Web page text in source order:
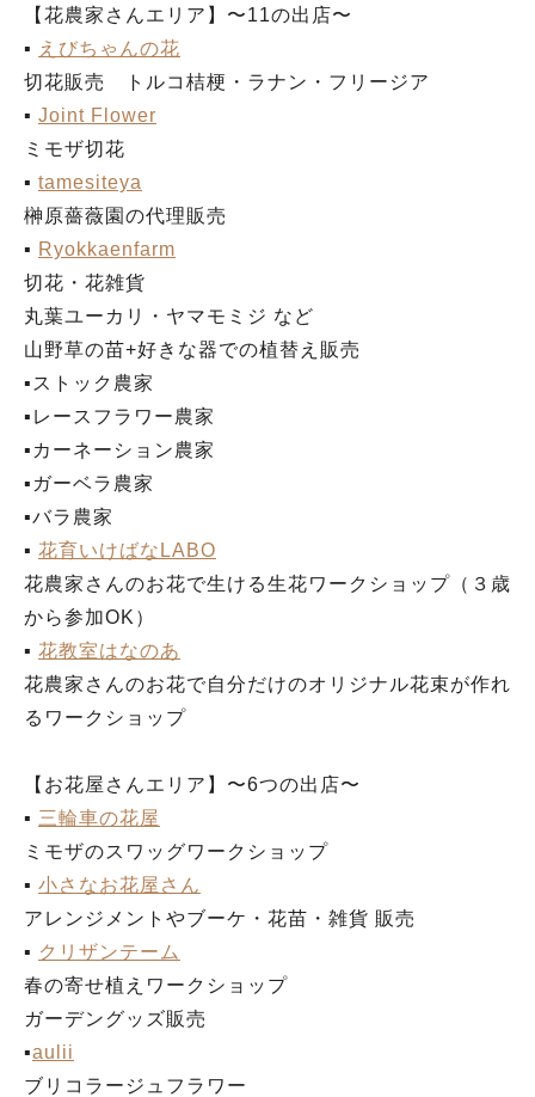
【花農家さんエリア】〜11の出店〜
▪︎ えびちゃんの花
切花販売 トルコ桔梗・ラナン・フリージア
▪︎ Joint Flower
ミモザ切花
▪︎ tamesiteya
榊原薔薇園の代理販売
▪︎ Ryokkaenfarm
切花・花雑貨
丸葉ユーカリ・ヤマモミジ など
山野草の苗+好きな器での植替え販売
▪︎ストック農家
▪︎レースフラワー農家
▪︎カーネーション農家
▪︎ガーベラ農家
▪︎バラ農家
▪︎ 花育いけばなLABO
花農家さんのお花で生ける生花ワークショップ（３歳
から参加OK）
▪︎ 花教室はなのあ
花農家さんのお花で自分だけのオリジナル花束が作れ
るワークショップ
【お花屋さんエリア】〜6つの出店〜
▪︎ 三輪車の花屋
ミモザのスワッグワークショップ
▪︎ 小さなお花屋さん
アレンジメントやブーケ・花苗・雑貨 販売
▪︎ クリザンテーム
春の寄せ植えワークショップ
ガーデングッズ販売
▪︎aulii
ブリコラージュフラワー